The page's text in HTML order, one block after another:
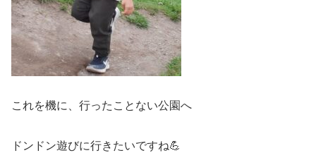
これを機に、行ったことない公園へ
ドンドン遊びに行きたいですね💪